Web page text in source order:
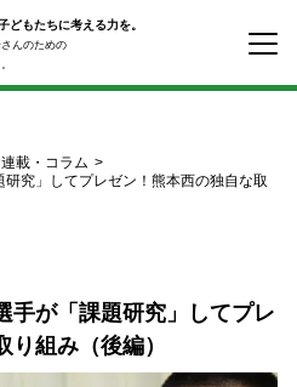
どもたちに考える力を。
んのための
連載・コラム
究」してプレゼン！熊本西の独自な取
手が「課題研究」してプレ
組み（後編）